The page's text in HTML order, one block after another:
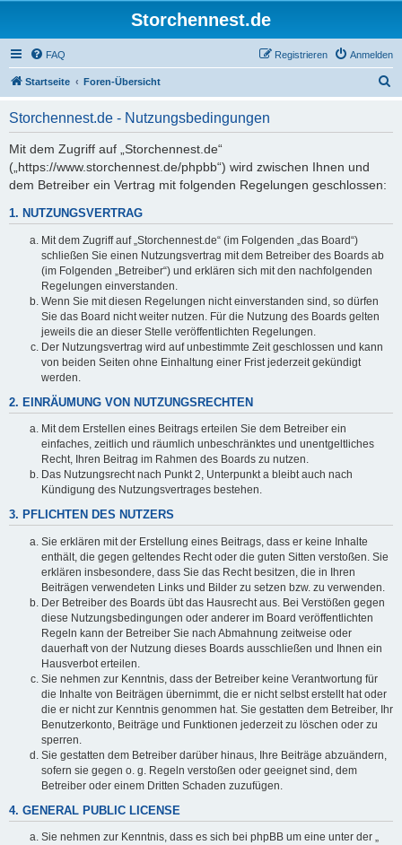
Storchennest.de
FAQ Anmelden
Registrieren
Startseite Foren-Übersicht
Storchennest.de - Nutzungsbedingungen
Mit dem Zugriff auf „Storchennest.de“
(„https://www.storchennest.de/phpbb“) wird zwischen Ihnen und
dem Betreiber ein Vertrag mit folgenden Regelungen geschlossen:
1. NUTZUNGSVERTRAG
Mit dem Zugriff auf „Storchennest.de“ (im Folgenden „das Board“)
schließen Sie einen Nutzungsvertrag mit dem Betreiber des Boards ab
(im Folgenden „Betreiber“) und erklären sich mit den nachfolgenden
Regelungen einverstanden.
Wenn Sie mit diesen Regelungen nicht einverstanden sind, so dürfen
Sie das Board nicht weiter nutzen. Für die Nutzung des Boards gelten
jeweils die an dieser Stelle veröffentlichten Regelungen.
Der Nutzungsvertrag wird auf unbestimmte Zeit geschlossen und kann
von beiden Seiten ohne Einhaltung einer Frist jederzeit gekündigt
werden.
2. EINRÄUMUNG VON NUTZUNGSRECHTEN
Mit dem Erstellen eines Beitrags erteilen Sie dem Betreiber ein
einfaches, zeitlich und räumlich unbeschränktes und unentgeltliches
Recht, Ihren Beitrag im Rahmen des Boards zu nutzen.
Das Nutzungsrecht nach Punkt 2, Unterpunkt a bleibt auch nach
Kündigung des Nutzungsvertrages bestehen.
3. PFLICHTEN DES NUTZERS
Sie erklären mit der Erstellung eines Beitrags, dass er keine Inhalte
enthält, die gegen geltendes Recht oder die guten Sitten verstoßen. Sie
erklären insbesondere, dass Sie das Recht besitzen, die in Ihren
Beiträgen verwendeten Links und Bilder zu setzen bzw. zu verwenden.
Der Betreiber des Boards übt das Hausrecht aus. Bei Verstößen gegen
diese Nutzungsbedingungen oder anderer im Board veröffentlichten
Regeln kann der Betreiber Sie nach Abmahnung zeitweise oder
dauerhaft von der Nutzung dieses Boards ausschließen und Ihnen ein
Hausverbot erteilen.
Sie nehmen zur Kenntnis, dass der Betreiber keine Verantwortung für
die Inhalte von Beiträgen übernimmt, die er nicht selbst erstellt hat oder
die er nicht zur Kenntnis genommen hat. Sie gestatten dem Betreiber, Ihr
Benutzerkonto, Beiträge und Funktionen jederzeit zu löschen oder zu
sperren.
Sie gestatten dem Betreiber darüber hinaus, Ihre Beiträge abzuändern,
sofern sie gegen o. g. Regeln verstoßen oder geeignet sind, dem
Betreiber oder einem Dritten Schaden zuzufügen.
4. GENERAL PUBLIC LICENSE
Sie nehmen zur Kenntnis, dass es sich bei phpBB um eine unter der „